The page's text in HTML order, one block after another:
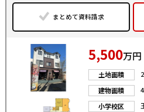
まとめて資料請求
5,500万円
土地面積
建物面積
小学校区